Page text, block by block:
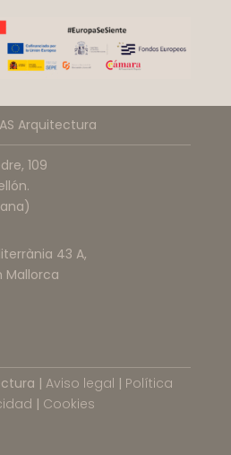
Arquitectura
109
43 A,
Mallorca
| Aviso legal | Política
| Cookies